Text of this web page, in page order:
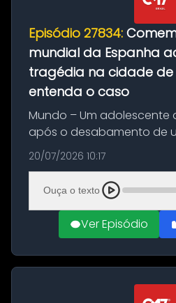
Episódio 27834:
mundial da Espanha
tragédia na cidade de
entenda o caso
Mundo – Um adolescente
após o desabamento de
as comemorações pelo
Mundo conquistado pela
Ciudad Rodrigo, na
no...
20/07/2026 10:17
Ouça o texto
Ver Episódio